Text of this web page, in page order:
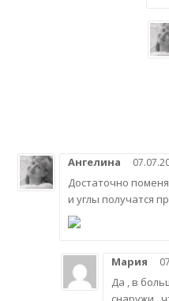
Ангелина
Достаточно
и углы получатся
Мария
Да , в